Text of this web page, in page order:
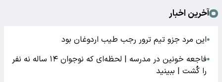
آخرین اخبار
●این مرد جزو تیم ترور رجب طیب اردوغان بود
●
فاجعه خونین در مدرسه | لحظه‌ای که نوجوان ۱۴ ساله نه نفر
را کُشت | ببینید